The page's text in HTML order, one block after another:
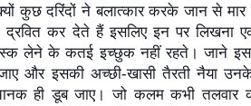
कुछ दरिंदों ने बलात्कार करके जान से
कर देते हैं इसलिए इन पर
लेने के कतई इच्छुक नहीं रहते। जाने
और इसकी अच्छी-खासी तैरती नैया उनके
ही डूब जाए। जो कलम कभी तलवार